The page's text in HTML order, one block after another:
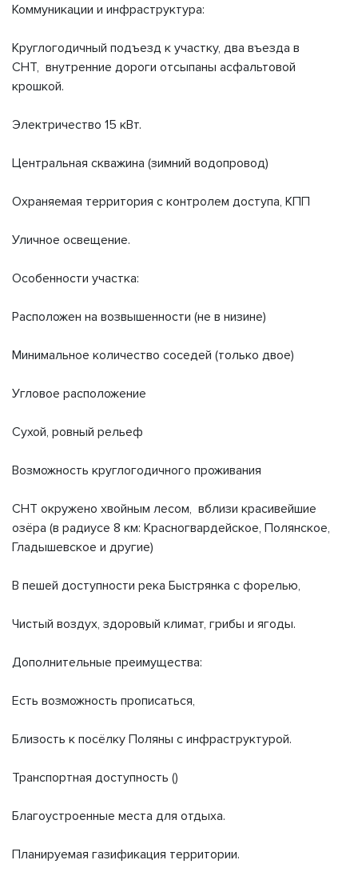
Коммуникации и инфраструктура:
Круглогодичный подъезд к участку, два въезда в
СНТ, внутренние дороги отсыпаны асфальтовой
крошкой.
Электричество 15 кВт.
Центральная скважина (зимний водопровод)
Охраняемая территория с контролем доступа, КПП
Уличное освещение.
Особенности участка:
Расположен на возвышенности (не в низине)
Минимальное количество соседей (только двое)
Угловое расположение
Сухой, ровный рельеф
Возможность круглогодичного проживания
СНТ окружено хвойным лесом, вблизи красивейшие
озёра (в радиусе 8 км: Красногвардейское, Полянское,
Гладышевское и другие)
В пешей доступности река Быстрянка с форелью,
Чистый воздух, здоровый климат, грибы и ягоды.
Дополнительные преимущества:
Есть возможность прописаться,
Близость к посёлку Поляны с инфраструктурой.
Транспортная доступность ()
Благоустроенные места для отдыха.
Планируемая газификация территории.